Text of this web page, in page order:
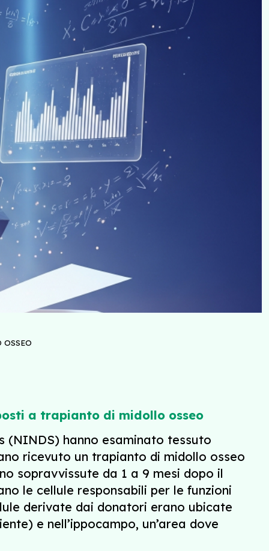
OSSEO
a trapianto di midollo osseo
(NINDS) hanno esaminato tessuto
ricevuto un trapianto di midollo osseo
sopravvissute da 1 a 9 mesi dopo il
le cellule responsabili per le funzioni
derivate dai donatori erano ubicate
e nell’ippocampo, un’area dove